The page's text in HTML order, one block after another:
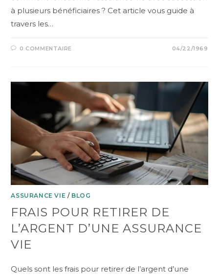
à plusieurs bénéficiaires ? Cet article vous guide à
travers les…
0 COMMENTAIRE 04/22/1969
ASSURANCE VIE / BLOG
FRAIS POUR RETIRER DE
L’ARGENT D’UNE ASSURANCE
VIE
Quels sont les frais pour retirer de l’argent d’une